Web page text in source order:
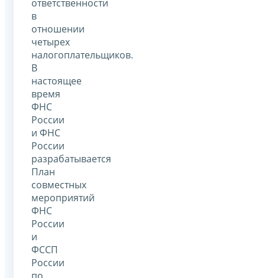
ответственности
в
отношении
четырех
налогоплательщиков.
В
настоящее
время
ФНС
России
и ФНС
России
разрабатывается
План
совместных
мероприятий
ФНС
России
и
ФССП
России
по